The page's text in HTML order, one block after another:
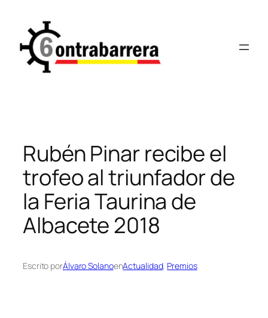
contenido
Rubén Pinar recibe el
trofeo al triunfador de
la Feria Taurina de
Albacete 2018
Escrito porÁlvaro SolanoenActualidad, Premios